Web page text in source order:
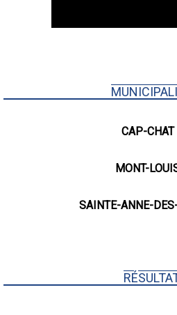
CAP-CHAT
MONT-
SAINTE-ANNE-